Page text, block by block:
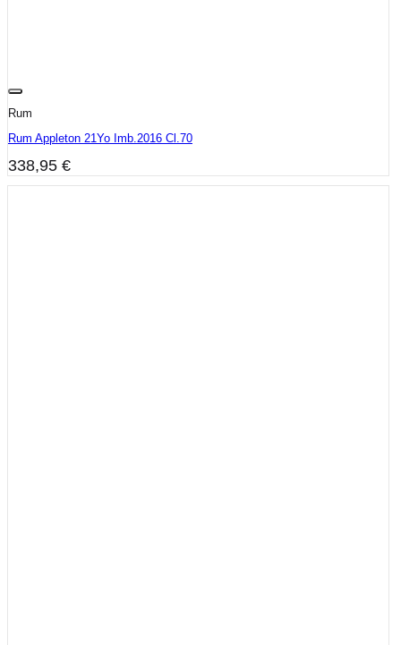
Rum
Rum Appleton 21Yo Imb.2016 Cl.70
338,95 €